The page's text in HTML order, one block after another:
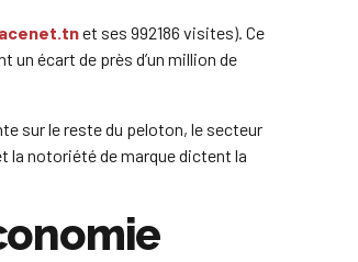
et ses 992186 visites). Ce
écart de près d’un million de
sur le reste du peloton, le secteur
la notoriété de marque dictent la